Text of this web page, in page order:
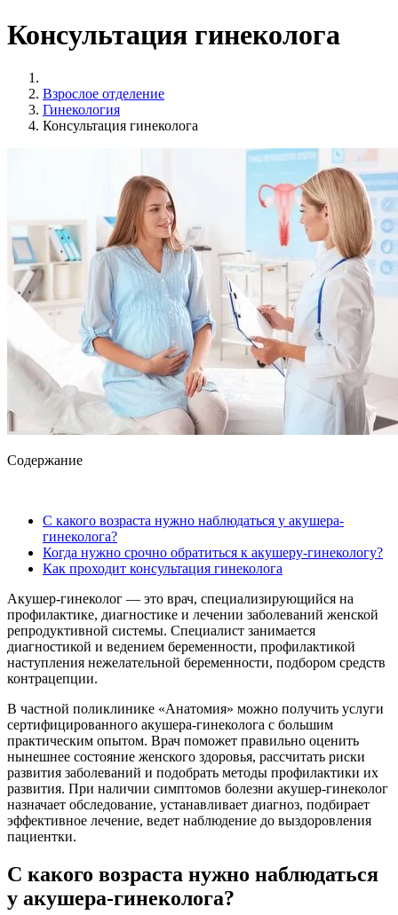
Консультация гинеколога
Взрослое отделение
Гинекология
Консультация гинеколога
Содержание
С какого возраста нужно наблюдаться у акушера-
гинеколога?
Когда нужно срочно обратиться к акушеру-гинекологу?
Как проходит консультация гинеколога
Акушер-гинеколог — это врач, специализирующийся на
профилактике, диагностике и лечении заболеваний женской
репродуктивной системы. Специалист занимается
диагностикой и ведением беременности, профилактикой
наступления нежелательной беременности, подбором средств
контрацепции.
В частной поликлинике «Анатомия» можно получить услуги
сертифицированного акушера-гинеколога с большим
практическим опытом. Врач поможет правильно оценить
нынешнее состояние женского здоровья, рассчитать риски
развития заболеваний и подобрать методы профилактики их
развития. При наличии симптомов болезни акушер-гинеколог
назначает обследование, устанавливает диагноз, подбирает
эффективное лечение, ведет наблюдение до выздоровления
пациентки.
С какого возраста нужно наблюдаться
у акушера-гинеколога?